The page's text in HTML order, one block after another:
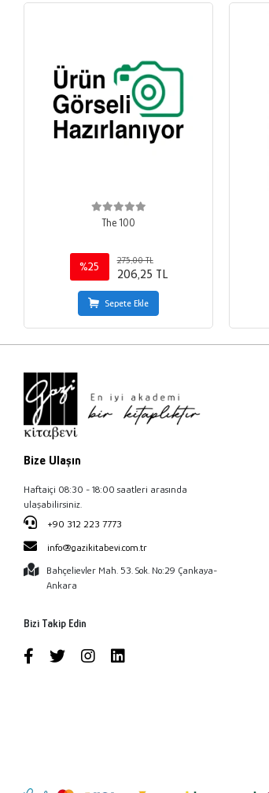
The 100
%25
275,00 TL
206,25 TL
Sepete Ekle
Bize Ulaşın
Haftaiçi 08:30 - 18:00 saatleri arasında
ulaşabilirsiniz.
+90 312 223 7773
info@gazikitabevi.com.tr
Bahçelievler Mah. 53. Sok. No:29 Çankaya-
Ankara
Bizi Takip Edin